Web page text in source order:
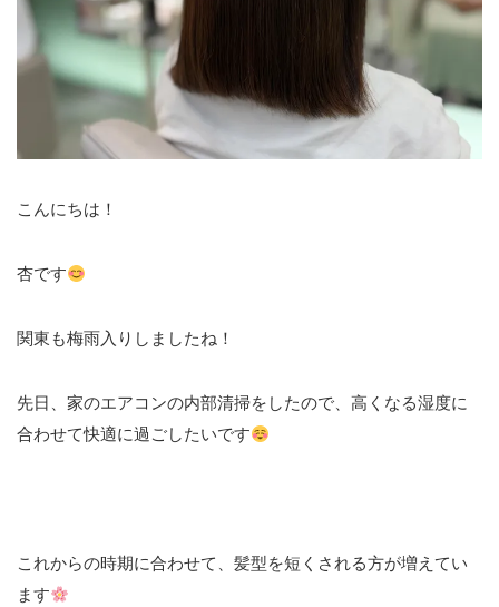
こんにちは！
杏です
関東も梅雨入りしましたね！
先日、家のエアコンの内部清掃をしたので、高くなる湿度に
合わせて快適に過ごしたいです
これからの時期に合わせて、髪型を短くされる方が増えてい
ます